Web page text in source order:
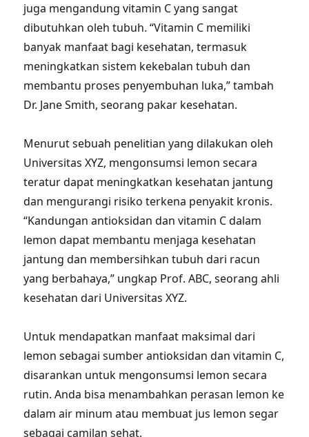
juga mengandung vitamin C yang sangat
dibutuhkan oleh tubuh. “Vitamin C memiliki
banyak manfaat bagi kesehatan, termasuk
meningkatkan sistem kekebalan tubuh dan
membantu proses penyembuhan luka,” tambah
Dr. Jane Smith, seorang pakar kesehatan.
Menurut sebuah penelitian yang dilakukan oleh
Universitas XYZ, mengonsumsi lemon secara
teratur dapat meningkatkan kesehatan jantung
dan mengurangi risiko terkena penyakit kronis.
“Kandungan antioksidan dan vitamin C dalam
lemon dapat membantu menjaga kesehatan
jantung dan membersihkan tubuh dari racun
yang berbahaya,” ungkap Prof. ABC, seorang ahli
kesehatan dari Universitas XYZ.
Untuk mendapatkan manfaat maksimal dari
lemon sebagai sumber antioksidan dan vitamin C,
disarankan untuk mengonsumsi lemon secara
rutin. Anda bisa menambahkan perasan lemon ke
dalam air minum atau membuat jus lemon segar
sebagai camilan sehat.